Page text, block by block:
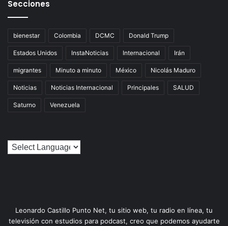
Secciones
bienestar Colombia DCMC Donald Trump
Estados Unidos InstaNoticias Internacional Irán
migrantes Minuto a minuto México Nicolás Maduro
Noticias Noticias Internacional Principales SALUD
Saturno Venezuela
Leonardo Castillo Punto Net, tu sitio web, tu radio en línea, tu
televisión con estudios para podcast, creo que podemos ayudarte